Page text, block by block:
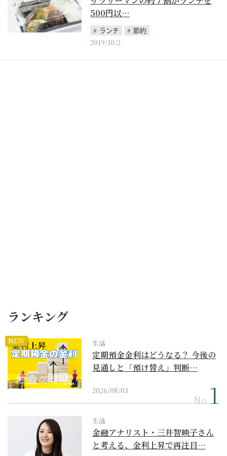
500円以…
ランチ
節約
2019/10/2
ランキング
NEW 生活
定期預金金利はどうなる？ 今後の
見通しと「預け替え」判断…
2026/08/03
No.
生活
金融アナリスト・三井智映子さん
と考える、金利上昇で再注目…